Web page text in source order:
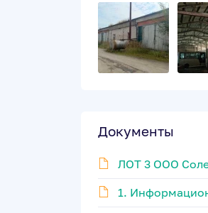
Документы
ЛОТ 3 ООО
1.